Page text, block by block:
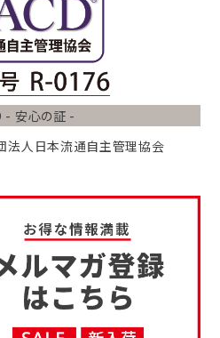
- 安心の証 -
法人 日本流通自主管理協会